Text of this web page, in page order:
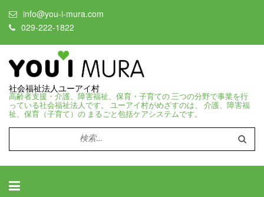
info@you-i-mura.com
029-222-1822
社会福祉法人ユーアイ村
高齢者支援・介護、障害福祉、保育・子育ての 三つの分野で事業を行
っている社会福祉法人です。 ユーアイ村がめざすのは、 介護、障害福
祉、保育（子育て）の まるごと包括ケアシステムです。
検
索: